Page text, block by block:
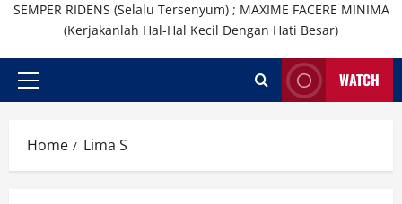
SEMPER RIDENS (Selalu Tersenyum) ; MAXIME FACERE MINIMA
(Kerjakanlah Hal-Hal Kecil Dengan Hati Besar)
Primary
WATCH
Home Lima S